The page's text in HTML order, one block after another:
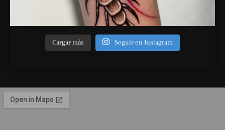
Cargar más Seguir en Instagram